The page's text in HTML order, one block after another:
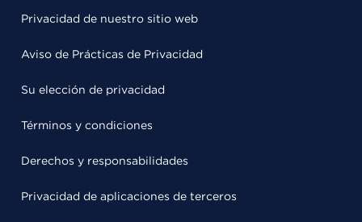
Privacidad de nuestro sitio web
Aviso de Prácticas de Privacidad
Su elección de privacidad
Términos y condiciones
Derechos y responsabilidades
Privacidad de aplicaciones de terceros